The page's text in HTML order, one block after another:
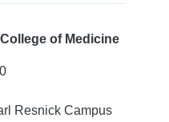
of Medicine
Resnick Campus